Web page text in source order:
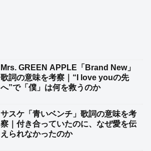
Mrs. GREEN APPLE「Brand New」
歌詞の意味を考察｜“I love youの先
へ”で「僕」は何を救うのか
サスケ「青いベンチ」歌詞の意味を考
察｜付き合っていたのに、なぜ愛を伝
えられなかったのか